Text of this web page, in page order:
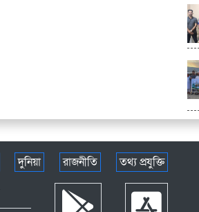
দুনিয়া রাজনীতি তথ্য প্রযুক্তি